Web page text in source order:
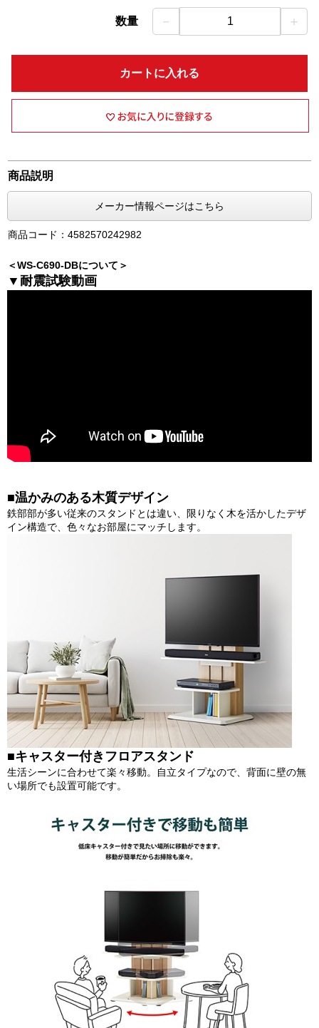
数量 － 1 ＋
カートに入れる
商品説明
メーカー情報ページはこちら
商品コード：4582570242982
＜WS-C690-DBについて＞
▼耐震試験動画
■温かみのある木質デザイン
鉄部部が多い従来のスタンドとは違い、限りなく木を活かしたデザ
イン構造で、色々なお部屋にマッチします。
■キャスター付きフロアスタンド
生活シーンに合わせて楽々移動。自立タイプなので、背面に壁の無
い場所でも設置可能です。